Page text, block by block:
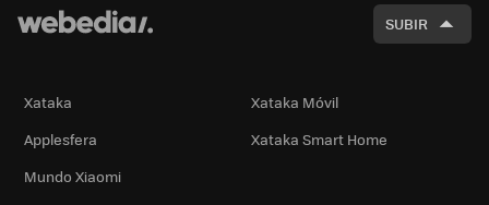
SUBIR
Xataka
Xataka Móvil
Applesfera
Xataka Smart Home
Mundo Xiaomi